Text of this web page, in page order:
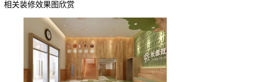
相关装修效果图欣赏